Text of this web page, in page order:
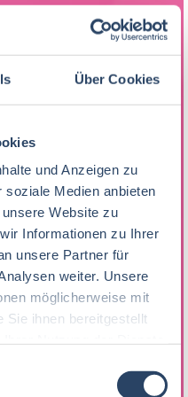
Über Cookies
und Anzeigen zu
soziale Medien anbieten
Website zu
Informationen zu Ihrer
unsere Partner für
weiter. Unsere
möglicherweise mit
Sie ihnen bereitgestellt
usw. angeben, die
verwendet und
Bereich.
Netzwerk,
Unternehmen